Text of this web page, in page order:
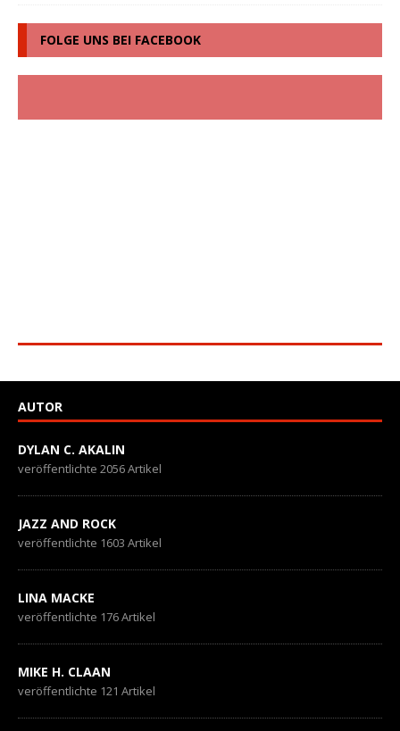
FOLGE UNS BEI FACEBOOK
AUTOR
DYLAN C. AKALIN
veröffentlichte 2056 Artikel
JAZZ AND ROCK
veröffentlichte 1603 Artikel
LINA MACKE
veröffentlichte 176 Artikel
MIKE H. CLAAN
veröffentlichte 121 Artikel